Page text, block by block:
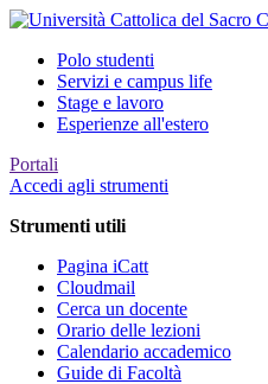
Polo studenti
Servizi e campus life
Stage e lavoro
Esperienze all'estero
Portali
Accedi agli strumenti
Strumenti utili
Pagina iCatt
Cloudmail
Cerca un docente
Orario delle lezioni
Calendario accademico
Guide di Facoltà